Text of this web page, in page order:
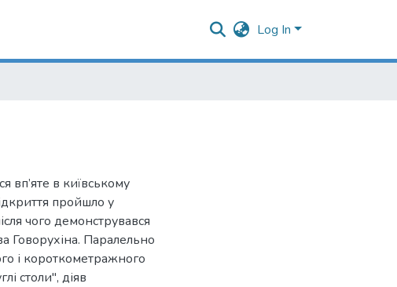
Log In
вп’яте в київському
пройшло у
чого демонструвався
Говорухіна. Паралельно
і короткометражного
столи", діяв